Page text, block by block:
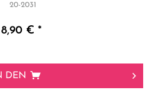
20-2031
8,90 € *
DEN